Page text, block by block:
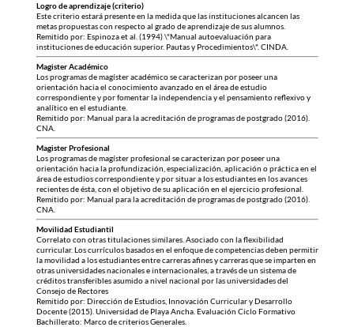
Logro de aprendizaje (criterio)
Este criterio estará presente en la medida que las instituciones alcancen las
metas propuestas con respecto al grado de aprendizaje de sus alumnos.
Remitido por: Espinoza et al. (1994) \"Manual autoevaluación para
instituciones de educación superior. Pautas y Procedimientos\". CINDA.
Magister Académico
Los programas de magíster académico se caracterizan por poseer una
orientación hacia el conocimiento avanzado en el área de estudio
correspondiente y por fomentar la independencia y el pensamiento reflexivo y
analítico en el estudiante.
Remitido por: Manual para la acreditación de programas de postgrado (2016).
CNA.
Magister Profesional
Los programas de magíster profesional se caracterizan por poseer una
orientación hacia la profundización, especialización, aplicación o práctica en el
área de estudios correspondiente y por situar a los estudiantes en los avances
recientes de ésta, con el objetivo de su aplicación en el ejercicio profesional.
Remitido por: Manual para la acreditación de programas de postgrado (2016).
CNA.
Movilidad Estudiantil
Correlato con otras titulaciones similares. Asociado con la flexibilidad
curricular. Los currículos basados en el enfoque de competencias deben permitir
la movilidad a los estudiantes entre carreras afines y carreras que se imparten en
otras universidades nacionales e internacionales, a través de un sistema de
créditos transferibles asumido a nivel nacional por las universidades del
Consejo de Rectores
Remitido por: Dirección de Estudios, Innovación Curricular y Desarrollo
Docente (2015). Universidad de Playa Ancha. Evaluación Ciclo Formativo
Bachillerato: Marco de criterios Generales.